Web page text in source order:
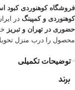
فروشگاه کوهنوردی کبود
کوهنوردی و کمپینگ در
حضوری در تهران و تبریز
محصول را درب منزل تحویل
توضیحات تکمیلی
برند